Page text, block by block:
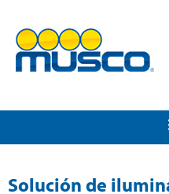
Solución de